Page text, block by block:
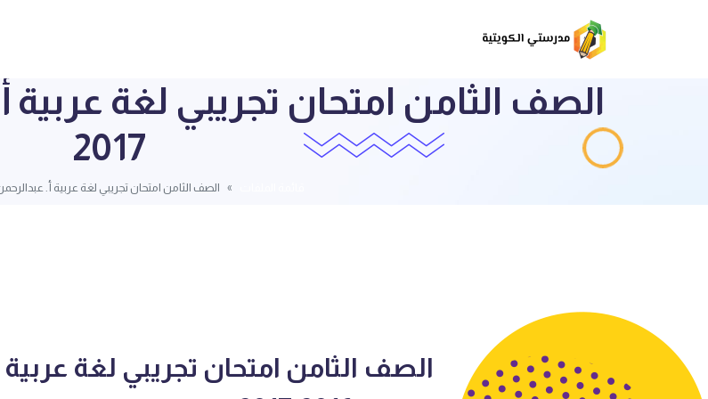
2017
الصف الثامن امتحان تجريبي لغة عربية أ. عبدالرحمن يونس
الصف الثامن امتحان تجريبي لغة